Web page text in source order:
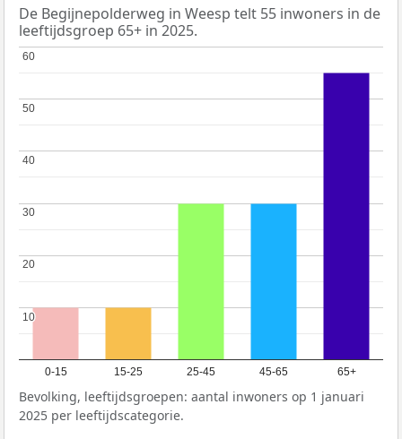
De Begijnepolderweg in Weesp telt 55 inwoners in de
leeftijdsgroep 65+ in 2025.
0-15 15-25 25-45 45-65 65+
10
10
20
20
30
30
40
40
50
50
60
60
Bevolking, leeftijdsgroepen: aantal inwoners op 1 januari
2025 per leeftijdscategorie.